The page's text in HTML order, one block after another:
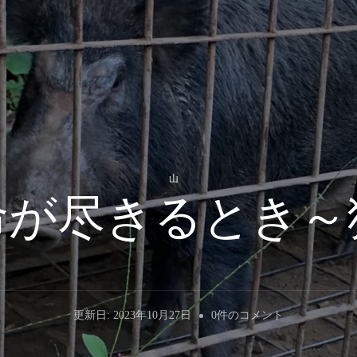
山
尽きるとき
更新日: 2023年10月27日
獲
物
0件のコメント